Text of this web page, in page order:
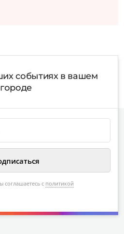
событиях в вашем
городе
соглашаетесь с политикой